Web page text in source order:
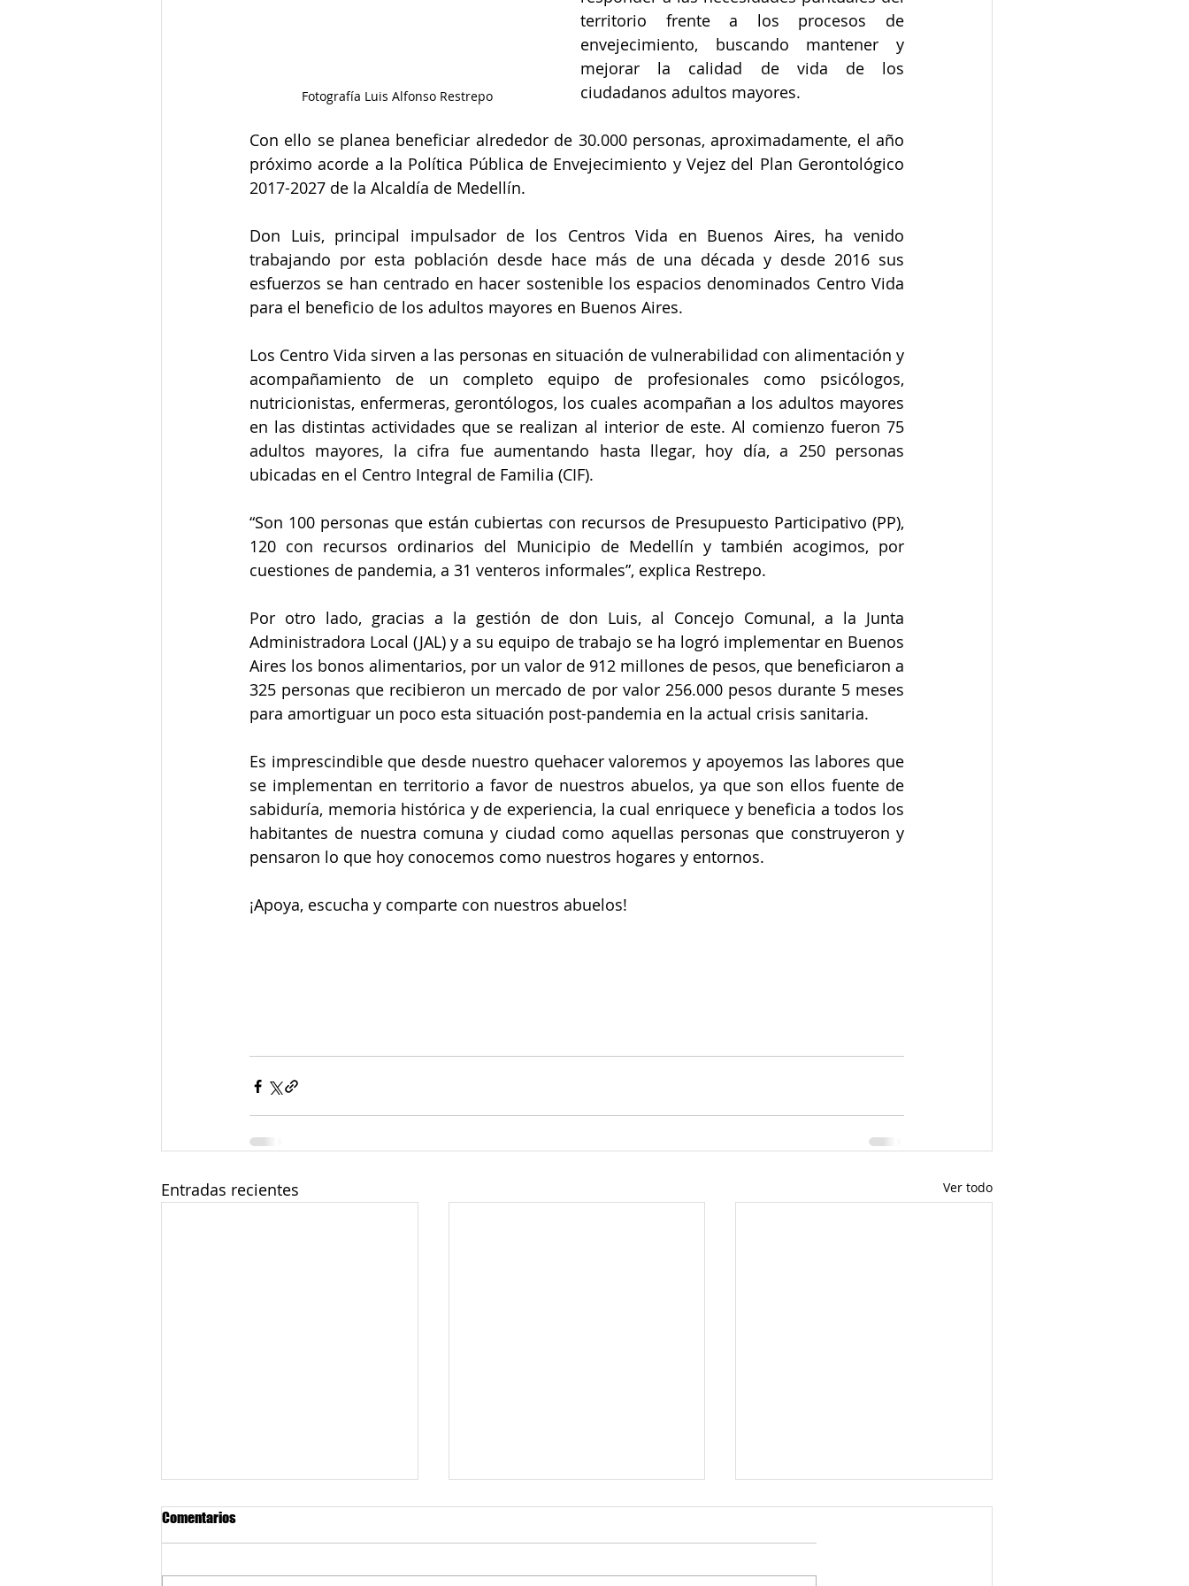
Fotografía Luis Alfonso Restrepo
territorio frente a los procesos de
envejecimiento, buscando mantener y
mejorar la calidad de vida de los
ciudadanos adultos mayores.
Con ello se planea beneficiar alrededor de 30.000 personas, aproximadamente, el año
próximo acorde a la Política Pública de Envejecimiento y Vejez del Plan Gerontológico
2017-2027 de la Alcaldía de Medellín.
Don Luis, principal impulsador de los Centros Vida en Buenos Aires, ha venido
trabajando por esta población desde hace más de una década y desde 2016 sus
esfuerzos se han centrado en hacer sostenible los espacios denominados Centro Vida
para el beneficio de los adultos mayores en Buenos Aires.
Los Centro Vida sirven a las personas en situación de vulnerabilidad con alimentación y
acompañamiento de un completo equipo de profesionales como psicólogos,
nutricionistas, enfermeras, gerontólogos, los cuales acompañan a los adultos mayores
en las distintas actividades que se realizan al interior de este. Al comienzo fueron 75
adultos mayores, la cifra fue aumentando hasta llegar, hoy día, a 250 personas
ubicadas en el Centro Integral de Familia (CIF).
“Son 100 personas que están cubiertas con recursos de Presupuesto Participativo (PP),
120 con recursos ordinarios del Municipio de Medellín y también acogimos, por
cuestiones de pandemia, a 31 venteros informales”, explica Restrepo.
Por otro lado, gracias a la gestión de don Luis, al Concejo Comunal, a la Junta
Administradora Local (JAL) y a su equipo de trabajo se ha logró implementar en Buenos
Aires los bonos alimentarios, por un valor de 912 millones de pesos, que beneficiaron a
325 personas que recibieron un mercado de por valor 256.000 pesos durante 5 meses
para amortiguar un poco esta situación post-pandemia en la actual crisis sanitaria.
Es imprescindible que desde nuestro quehacer valoremos y apoyemos las labores que
se implementan en territorio a favor de nuestros abuelos, ya que son ellos fuente de
sabiduría, memoria histórica y de experiencia, la cual enriquece y beneficia a todos los
habitantes de nuestra comuna y ciudad como aquellas personas que construyeron y
pensaron lo que hoy conocemos como nuestros hogares y entornos.
¡Apoya, escucha y comparte con nuestros abuelos!
Entradas recientes Ver todo
Comentarios